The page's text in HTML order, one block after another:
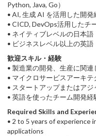
Python, Java, Go）
• AI, 生成 AI を活用した開発
• CICD, DevOps活用したチ
• ネイティブレベルの日本語
• ビジネスレベル以上の英語
歓迎スキル・経験
• 製造業の開発、生産に関
• マイクロサービスアーキ
• スタートアップまたはア
• 英語を使ったチーム開発経
Required Skills and
• 2 to 5 years of experience
applications